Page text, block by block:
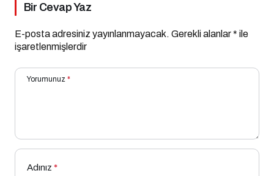
Bir Cevap Yaz
E-posta adresiniz yayınlanmayacak. Gerekli alanlar* ile
işaretlenmişlerdir
Yorumunuz *
Adınız *